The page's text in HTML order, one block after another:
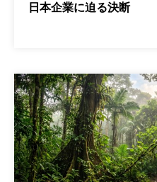
日本企業に迫る決断